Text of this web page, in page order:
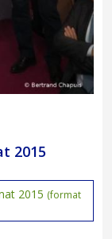
2015
2015 (format